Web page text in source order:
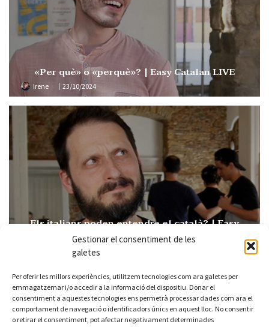
Gestionar el consentiment de les
galetes
Per oferir les millors experiències, utilitzem tecnologies com ara galetes per
emmagatzemar i/o accedir a la informació del dispositiu. Donar el
consentiment a aquestes tecnologies ens permetrà processar dades com ara el
comportament de navegació o identificadors únics en aquest lloc. No consentir
o retirar el consentiment, pot afectar negativament determinades
«Per què» o «perquè»? | Easy Catalan LIVE
Irene 23/10/2024
Els italians poden entendre el català? | Easy
Catalan 109
15/10/2024